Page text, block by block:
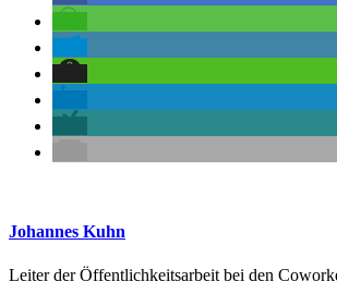
Johannes Kuhn
Leiter der Öffentlichkeitsarbeit bei den